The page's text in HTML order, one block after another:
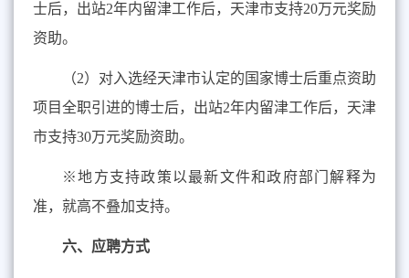
士后，出站2年内留津工作后，天津市支持20万元奖励
资助。
（2）对入选经天津市认定的国家博士后重点资助
项目全职引进的博士后，出站2年内留津工作后，天津
市支持30万元奖励资助。
※地方支持政策以最新文件和政府部门解释为
准，就高不叠加支持。
六、应聘方式